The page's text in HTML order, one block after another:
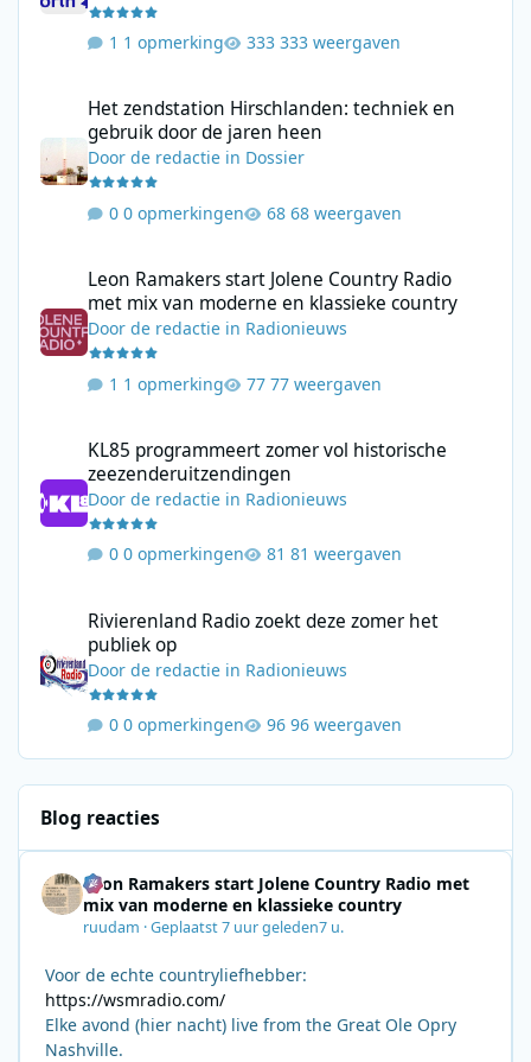
1 opmerking 333 weergaven
Het zendstation Hirschlanden: techniek en
gebruik door de jaren heen
Doorde redactie in Dossier
0 opmerkingen 68 weergaven
Leon Ramakers start Jolene Country Radio
met mix van moderne en klassieke country
Doorde redactie in Radionieuws
1 opmerking 77 weergaven
KL85 programmeert zomer vol historische
zeezenderuitzendingen
Doorde redactie in Radionieuws
0 opmerkingen 81 weergaven
Rivierenland Radio zoekt deze zomer het
publiek op
Doorde redactie in Radionieuws
0 opmerkingen 96 weergaven
Blog reacties
Leon Ramakers start Jolene Country Radio met
mix van moderne en klassieke country
ruudam ·Geplaatst7 uur geleden7 u.
Voor de echte countryliefhebber:
https://wsmradio.com/
Elke avond (hier nacht) live from the Great Ole Opry
Nashville.